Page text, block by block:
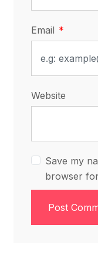
Email
Website
Save my
browser
Post